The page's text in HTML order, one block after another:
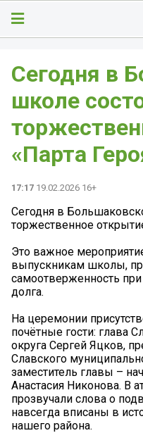
️Сегодня в
школе
«Парта
17:17 19.02.2026 16+
️Сегодня в
торжественное
Это важное
выпускникам школы,
самоотверженность
долга.
На церемонии
почётные гости: глава
округа Сергей Яцков,
Славского
заместитель главы –
Анастасия Никонова. В
прозвучали слова о
навсегда вписаны в
нашего района.